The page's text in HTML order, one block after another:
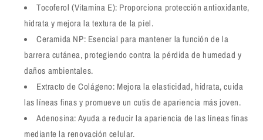
Tocoferol (Vitamina E): Proporciona protección antioxidante,
hidrata y mejora la textura de la piel.
Ceramida NP: Esencial para mantener la función de la
barrera cutánea, protegiendo contra la pérdida de humedad y
daños ambientales.
Extracto de Colágeno: Mejora la elasticidad, hidrata, cuida
las líneas finas y promueve un cutis de apariencia más joven.
Adenosina: Ayuda a reducir la apariencia de las líneas finas
mediante la renovación celular.